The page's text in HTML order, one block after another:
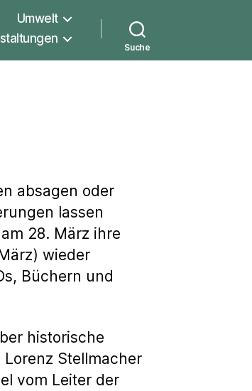
Umwelt
Suche
absagen oder
lassen
28. März ihre
wieder
Büchern und
historische
Lorenz Stellmacher
vom Leiter der